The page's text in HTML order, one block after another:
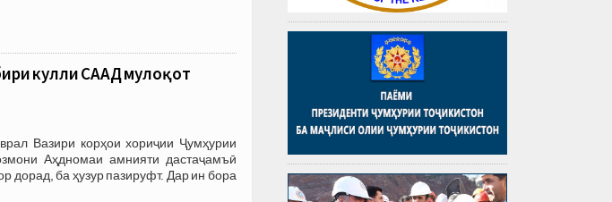
кулли СААД мулоқот
Вазири корҳои хориҷии Ҷумҳурии
Аҳдномаи амнияти дастаҷамъӣ
дорад, ба ҳузур пазируфт. Дар ин бора